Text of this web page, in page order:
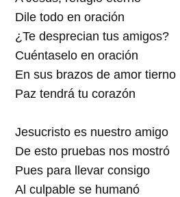
Dile todo en oración
¿Te desprecian tus amigos?
Cuéntaselo en oración
En sus brazos de amor tierno
Paz tendrá tu corazón
Jesucristo es nuestro amigo
De esto pruebas nos mostró
Pues para llevar consigo
Al culpable se humanó